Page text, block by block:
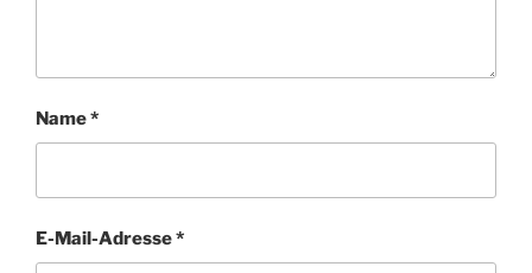
Name*
E-Mail-Adresse*